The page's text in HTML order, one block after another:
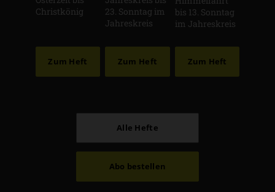
Christkönig
Zum Heft
23. Sonntag im
Jahreskreis
Zum Heft
bis 13. Sonntag
im Jahreskreis
Zum Heft
Alle Hefte
Abo bestellen